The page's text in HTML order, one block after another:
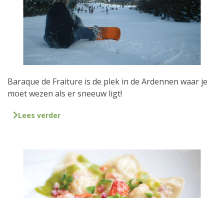
Baraque de Fraiture is de plek in de Ardennen waar je
moet wezen als er sneeuw ligt!
Lees verder